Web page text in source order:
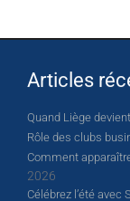
Articles
Quand Liège
Rôle des clubs
Comment
2026
Célébrez l’été avec